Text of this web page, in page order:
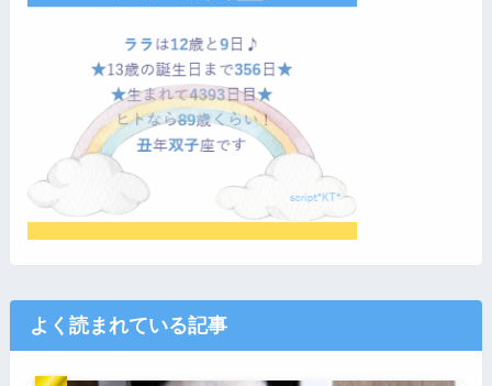
よく読まれている記事